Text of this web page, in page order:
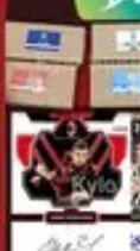
Mega Promocje
Porady
Mega